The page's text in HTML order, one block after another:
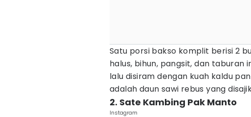
Satu porsi bakso komplit berisi 2
halus, bihun, pangsit, dan taburan
lalu disiram dengan kuah kaldu
adalah daun sawi rebus yang
2. Sate Kambing Pak Manto
Instagram